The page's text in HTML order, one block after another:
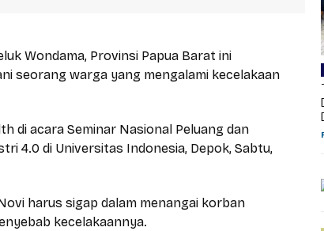
Wondama, Provinsi Papua Barat ini
seorang warga yang mengalami kecelakaan
di acara Seminar Nasional Peluang dan
4.0 di Universitas Indonesia, Depok, Sabtu,
harus sigap dalam menangai korban
kecelakaannya.